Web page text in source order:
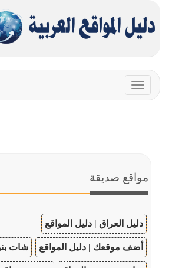
Toggle
navigation
مواقع صديقة
دليل العراق | دليل المواقع
أضف موقعك | دليل المواقع شات